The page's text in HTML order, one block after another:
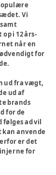
Vi
i 12 års-
når en
for
ud fra vægt,
ud af
brands
for de
ad vil
anvende
er det
for